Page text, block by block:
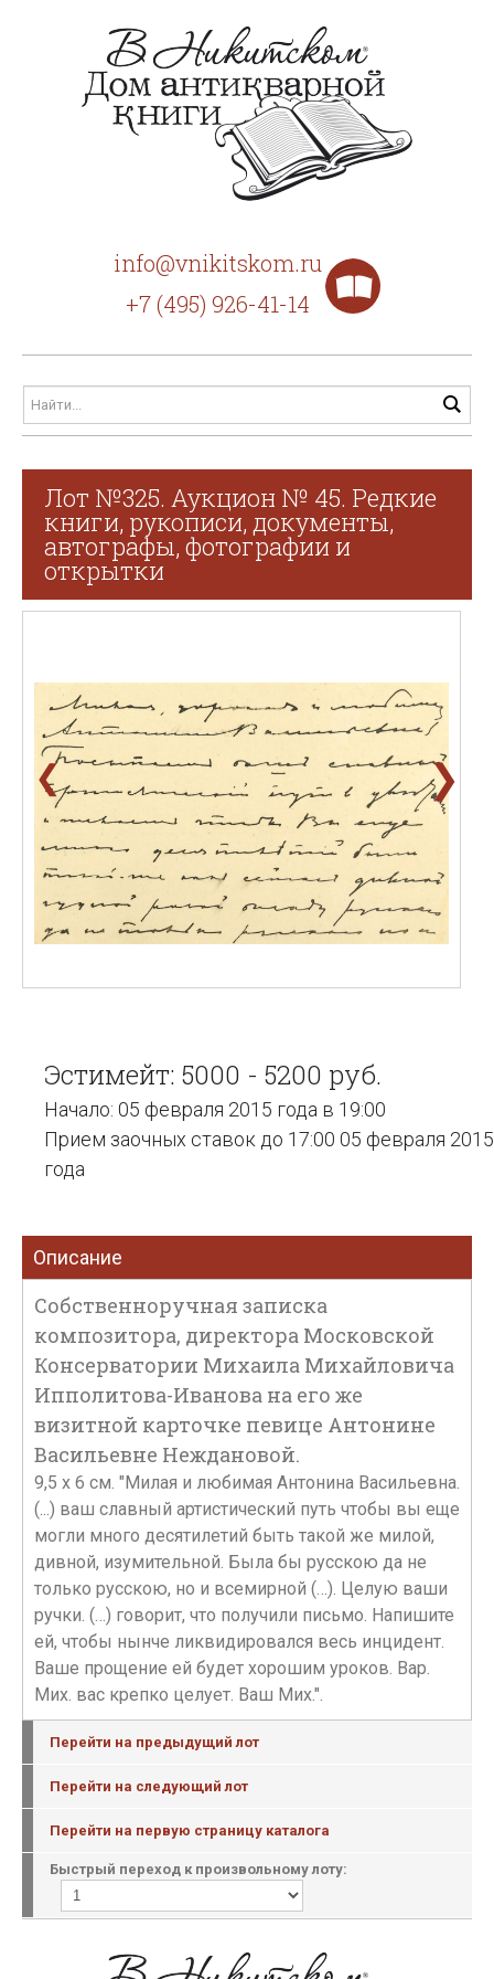
info@vnikitskom.ru
+7 (495) 926-41-14
Лот №325. Аукцион № 45. Редкие
книги, рукописи, документы,
автографы, фотографии и
открытки
❮ ❯
Эстимейт: 5000 - 5200 руб.
Начало: 05 февраля 2015 года в 19:00
Прием заочных ставок до 17:00 05 февраля 2015
года
Описание
Собственноручная записка
композитора, директора Московской
Консерватории Михаила Михайловича
Ипполитова-Иванова на его же
визитной карточке певице Антонине
Васильевне Неждановой.
9,5 х 6 см. "Милая и любимая Антонина Васильевна.
(...) ваш славный артистический путь чтобы вы еще
могли много десятилетий быть такой же милой,
дивной, изумительной. Была бы русскою да не
только русскою, но и всемирной (…). Целую ваши
ручки. (…) говорит, что получили письмо. Напишите
ей, чтобы нынче ликвидировался весь инцидент.
Ваше прощение ей будет хорошим уроков. Вар.
Мих. вас крепко целует. Ваш Мих.".
Перейти на предыдущий лот
Перейти на следующий лот
Перейти на первую страницу каталога
Быстрый переход к произвольному лоту: